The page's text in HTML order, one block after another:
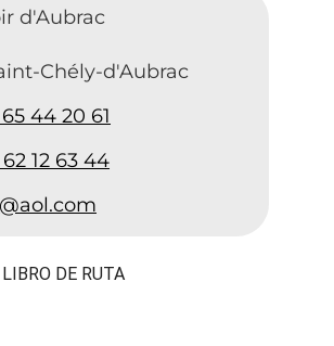
d'Aubrac
Chély-d'Aubrac
44 20 61
12 63 44
DE RUTA